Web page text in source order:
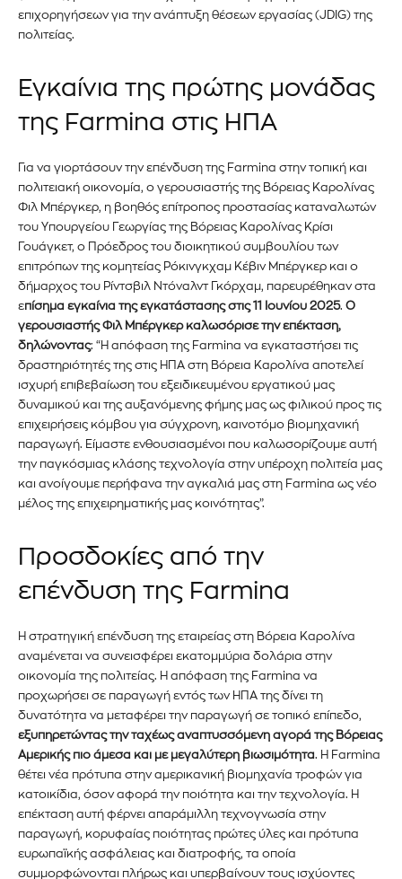
Εγγραφείτε στο Newsletter του
PetshopMarket.gr και
ενημερωθείτε πρώτοι για τα νέα
προϊόντα και τις εξελίξεις της
αγοράς.
Για να εγγραφείτε, απλώς εισάγετε τη διεύθυνση email σας
παρακάτω. Μην ανησυχείτε, σεβόμαστε την ιδιωτικότητά σας
και δεν θα σας στείλουμε ανεπιθύμητα μηνύματα. Οι
πληροφορίες σας είναι ασφαλείς μαζί μας.
ΕΓΓΡΑΦΉ!
Διάβασα και αποδέχομαι την Πολιτική Απορρήτου .
επιχορηγήσεων για την ανάπτυξη θέσεων εργασίας (JDIG) της
πολιτείας.
Εγκαίνια της πρώτης μονάδας
της Farmina στις ΗΠΑ
Για να γιορτάσουν την επένδυση της Farmina στην τοπική και
πολιτειακή οικονομία, ο γερουσιαστής της Βόρειας Καρολίνας
Φιλ Μπέργκερ, η βοηθός επίτροπος προστασίας καταναλωτών
του Υπουργείου Γεωργίας της Βόρειας Καρολίνας Κρίσι
Γουάγκετ, ο Πρόεδρος του διοικητικού συμβουλίου των
επιτρόπων της κομητείας Ρόκινγκχαμ Κέβιν Μπέργκερ και ο
δήμαρχος του Ρίντσβιλ Ντόναλντ Γκόρχαμ, παρευρέθηκαν στα
επίσημα εγκαίνια της εγκατάστασης στις 11 Ιουνίου 2025. Ο
γερουσιαστής Φιλ Μπέργκερ καλωσόρισε την επέκταση,
δηλώνοντας: “Η απόφαση της Farmina να εγκαταστήσει τις
δραστηριότητές της στις ΗΠΑ στη Βόρεια Καρολίνα αποτελεί
ισχυρή επιβεβαίωση του εξειδικευμένου εργατικού μας
δυναμικού και της αυξανόμενης φήμης μας ως φιλικού προς τις
επιχειρήσεις κόμβου για σύγχρονη, καινοτόμο βιομηχανική
παραγωγή. Είμαστε ενθουσιασμένοι που καλωσορίζουμε αυτή
την παγκόσμιας κλάσης τεχνολογία στην υπέροχη πολιτεία μας
και ανοίγουμε περήφανα την αγκαλιά μας στη Farmina ως νέο
μέλος της επιχειρηματικής μας κοινότητας”.
Προσδοκίες από την
επένδυση της Farmina
Η στρατηγική επένδυση της εταιρείας στη Βόρεια Καρολίνα
αναμένεται να συνεισφέρει εκατομμύρια δολάρια στην
οικονομία της πολιτείας. Η απόφαση της Farmina να
προχωρήσει σε παραγωγή εντός των ΗΠΑ της δίνει τη
δυνατότητα να μεταφέρει την παραγωγή σε τοπικό επίπεδο,
εξυπηρετώντας την ταχέως αναπτυσσόμενη αγορά της Βόρειας
Αμερικής πιο άμεσα και με μεγαλύτερη βιωσιμότητα. Η Farmina
θέτει νέα πρότυπα στην αμερικανική βιομηχανία τροφών για
κατοικίδια, όσον αφορά την ποιότητα και την τεχνολογία. Η
επέκταση αυτή φέρνει απαράμιλλη τεχνογνωσία στην
παραγωγή, κορυφαίας ποιότητας πρώτες ύλες και πρότυπα
ευρωπαϊκής ασφάλειας και διατροφής, τα οποία
συμμορφώνονται πλήρως και υπερβαίνουν τους ισχύοντες